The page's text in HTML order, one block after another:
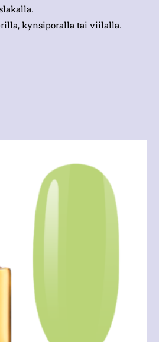
kynsiporalla tai viilalla.